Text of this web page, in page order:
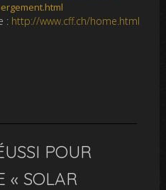
: http://www.cff.ch/home.html
POUR
« SOLAR